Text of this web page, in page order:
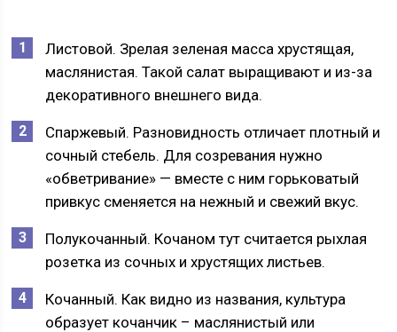
Листовой. Зрелая зеленая масса хрустящая,
маслянистая. Такой салат выращивают и из-за
декоративного внешнего вида.
Спаржевый. Разновидность отличает плотный и
сочный стебель. Для созревания нужно
«обветривание» — вместе с ним горьковатый
привкус сменяется на нежный и свежий вкус.
Полукочанный. Кочаном тут считается рыхлая
розетка из сочных и хрустящих листьев.
Кочанный. Как видно из названия, культура
образует кочанчик – маслянистый или